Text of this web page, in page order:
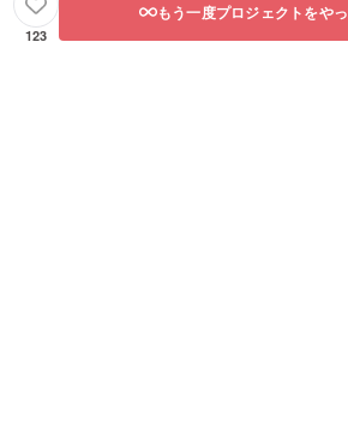
123
もう一度プロジェクトをや